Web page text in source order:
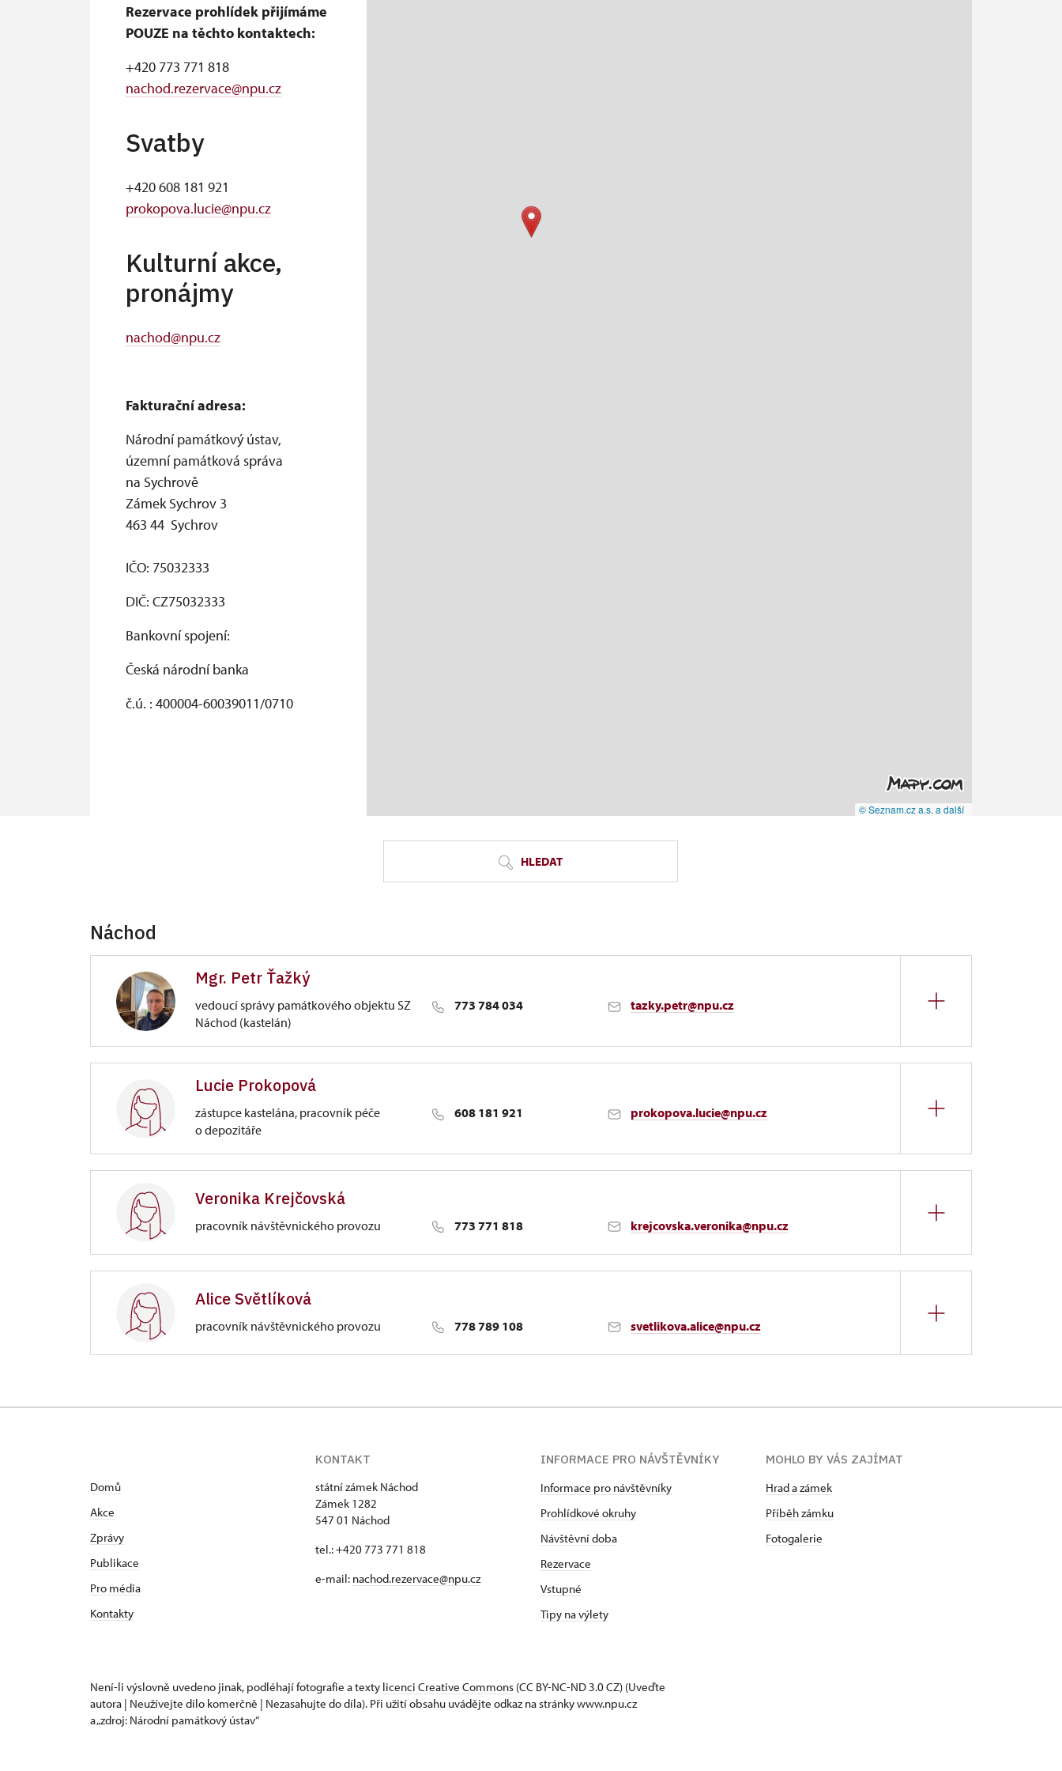
Rezervace prohlídek přijímáme
POUZE na těchto kontaktech:
+420 773 771 818
nachod.rezervace@npu.cz
Svatby
+420 608 181 921
prokopova.lucie@npu.cz
Kulturní akce,
pronájmy
nachod@npu.cz
Fakturační adresa:
Národní památkový ústav,
územní památková správa
na Sychrově
Zámek Sychrov 3
463 44 Sychrov
IČO: 75032333
DIČ: CZ75032333
Bankovní spojení:
Česká národní banka
č.ú. : 400004-60039011/0710
© Seznam.cz a.s. a další
HLEDAT
Náchod
Mgr. Petr Ťažký
vedoucí správy památkového objektu SZ
Náchod (kastelán)
773 784 034 tazky.petr@npu.cz
Zámek 1282/, Náchod
Lucie Prokopová
zástupce kastelána, pracovník péče
o depozitáře
608 181 921 prokopova.lucie@npu.cz
Zámek 1282/, Náchod
Veronika Krejčovská
pracovník návštěvnického provozu 773 771 818 krejcovska.veronika@npu.cz
Zámek 1282/, Náchod
rezervace prohlídek
Alice Světlíková
pracovník návštěvnického provozu 778 789 108 svetlikova.alice@npu.cz
Domů
Akce
Zprávy
Publikace
Pro média
Kontakty
KONTAKT
státní zámek Náchod
Zámek 1282
547 01 Náchod
tel.: +420 773 771 818
e-mail: nachod.rezervace@npu.cz
INFORMACE PRO NÁVŠTĚVNÍKY
Informace pro návštěvníky
Prohlídkové okruhy
Návštěvní doba
Rezervace
Vstupné
Tipy na výlety
MOHLO BY VÁS ZAJÍMAT
Hrad a zámek
Příběh zámku
Fotogalerie
Není-li výslovně uvedeno jinak, podléhají fotografie a texty licenci Creative Commons (CC BY-NC-ND 3.0 CZ) (Uveďte
autora | Neužívejte dílo komerčně | Nezasahujte do díla). Při užití obsahu uvádějte odkaz na stránky www.npu.cz
a „zdroj: Národní památkový ústav“